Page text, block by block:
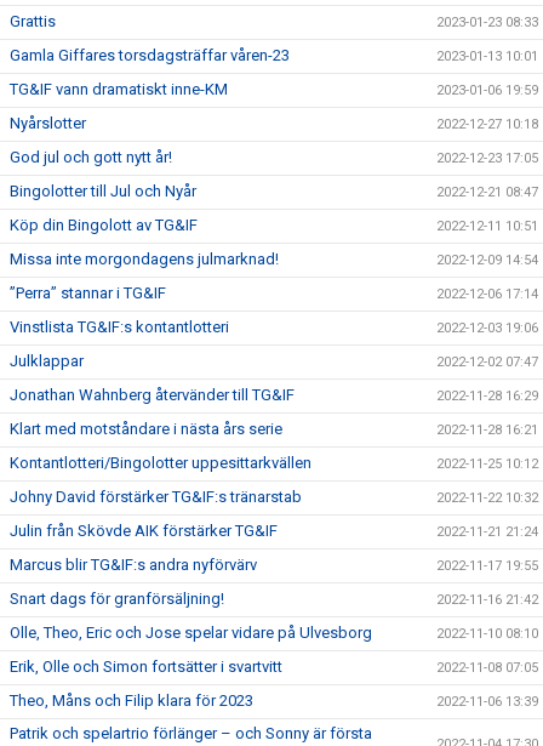
Grattis 2023-01-23 08:33
Gamla Giffares torsdagsträffar våren-23 2023-01-13 10:01
TG&IF vann dramatiskt inne-KM 2023-01-06 19:59
Nyårslotter 2022-12-27 10:18
God jul och gott nytt år! 2022-12-23 17:05
Bingolotter till Jul och Nyår 2022-12-21 08:47
Köp din Bingolott av TG&IF 2022-12-11 10:51
Missa inte morgondagens julmarknad! 2022-12-09 14:54
”Perra” stannar i TG&IF 2022-12-06 17:14
Vinstlista TG&IF:s kontantlotteri 2022-12-03 19:06
Julklappar 2022-12-02 07:47
Jonathan Wahnberg återvänder till TG&IF 2022-11-28 16:29
Klart med motståndare i nästa års serie 2022-11-28 16:21
Kontantlotteri/Bingolotter uppesittarkvällen 2022-11-25 10:12
Johny David förstärker TG&IF:s tränarstab 2022-11-22 10:32
Julin från Skövde AIK förstärker TG&IF 2022-11-21 21:24
Marcus blir TG&IF:s andra nyförvärv 2022-11-17 19:55
Snart dags för granförsäljning! 2022-11-16 21:42
Olle, Theo, Eric och Jose spelar vidare på Ulvesborg 2022-11-10 08:10
Erik, Olle och Simon fortsätter i svartvitt 2022-11-08 07:05
Theo, Måns och Filip klara för 2023 2022-11-06 13:39
Patrik och spelartrio förlänger – och Sonny är första